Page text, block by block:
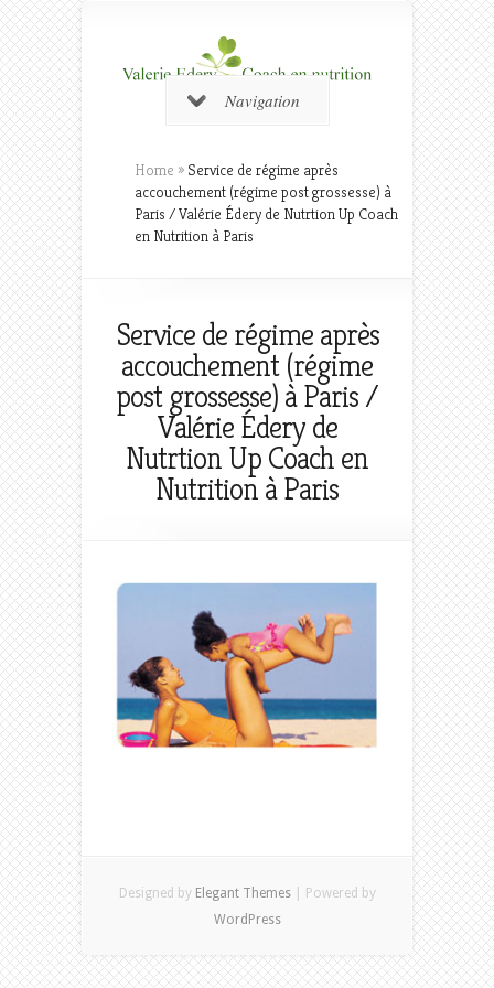
Navigation
Home » Service de régime après
accouchement (régime post grossesse) à
Paris / Valérie Édery de Nutrtion Up Coach
en Nutrition à Paris
Service de régime après
accouchement (régime
post grossesse) à Paris /
Valérie Édery de
Nutrtion Up Coach en
Nutrition à Paris
Designed by Elegant Themes| Powered by
WordPress